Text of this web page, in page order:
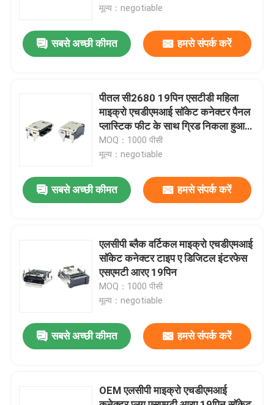
घर
हमारे बारे में
गुणवत्ता नियंत्रण
एक उद्धरण का अनुरोध करें
डीआईपी यूएसबी कनेक्टर
यूएसबी टाइप सी कनेक्टर
मूल्य：negotiable
सबसे अच्छी कीमत हमसे संपर्क करें
पीतल सी2680 19पिन एसटीडी महिला
माइक्रो एचडीएमआई सॉकेट कनेक्टर पैनल
प्लास्टिक फीट के साथ ग्रिड निकला हुआ
किनारा
MOQ：1000 पीसी
मूल्य：negotiable
सबसे अच्छी कीमत हमसे संपर्क करें
एलसीपी ब्लैक वर्टिकल माइक्रो एचडीएमआई
सॉकेट कनेक्टर टाइप ए डिजिटल इंटरफेस
एसएमटी आरए 19पिन
MOQ：1000 पीसी
मूल्य：negotiable
सबसे अच्छी कीमत हमसे संपर्क करें
OEM एलसीपी माइक्रो एचडीएमआई